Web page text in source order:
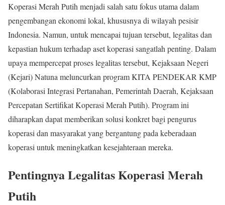
Koperasi Merah Putih menjadi salah satu fokus utama dalam
pengembangan ekonomi lokal, khususnya di wilayah pesisir
Indonesia. Namun, untuk mencapai tujuan tersebut, legalitas dan
kepastian hukum terhadap aset koperasi sangatlah penting. Dalam
upaya mempercepat proses legalitas tersebut, Kejaksaan Negeri
(Kejari) Natuna meluncurkan program KITA PENDEKAR KMP
(Kolaborasi Integrasi Pertanahan, Pemerintah Daerah, Kejaksaan
Percepatan Sertifikat Koperasi Merah Putih). Program ini
diharapkan dapat memberikan solusi konkret bagi pengurus
koperasi dan masyarakat yang bergantung pada keberadaan
koperasi untuk meningkatkan kesejahteraan mereka.
Pentingnya Legalitas Koperasi Merah
Putih